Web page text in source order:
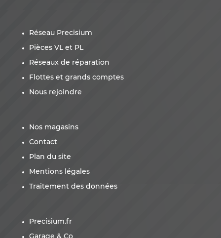
Réseau Precisium
Pièces VL et PL
Réseaux de réparation
Flottes et grands comptes
Nous rejoindre
Nos magasins
Contact
Plan du site
Mentions légales
Traitement des données
Precisium.fr